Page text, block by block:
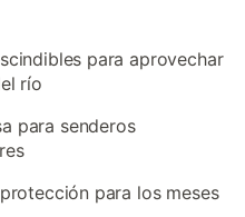
para aprovechar
río
para senderos
para los meses